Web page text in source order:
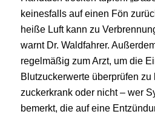
keinesfalls auf einen Fön
heiße Luft kann zu
warnt Dr. Waldfahrer.
regelmäßig zum Arzt, um die
Blutzuckerwerte überprüfen zu
zuckerkrank oder nicht – wer
bemerkt, die auf eine